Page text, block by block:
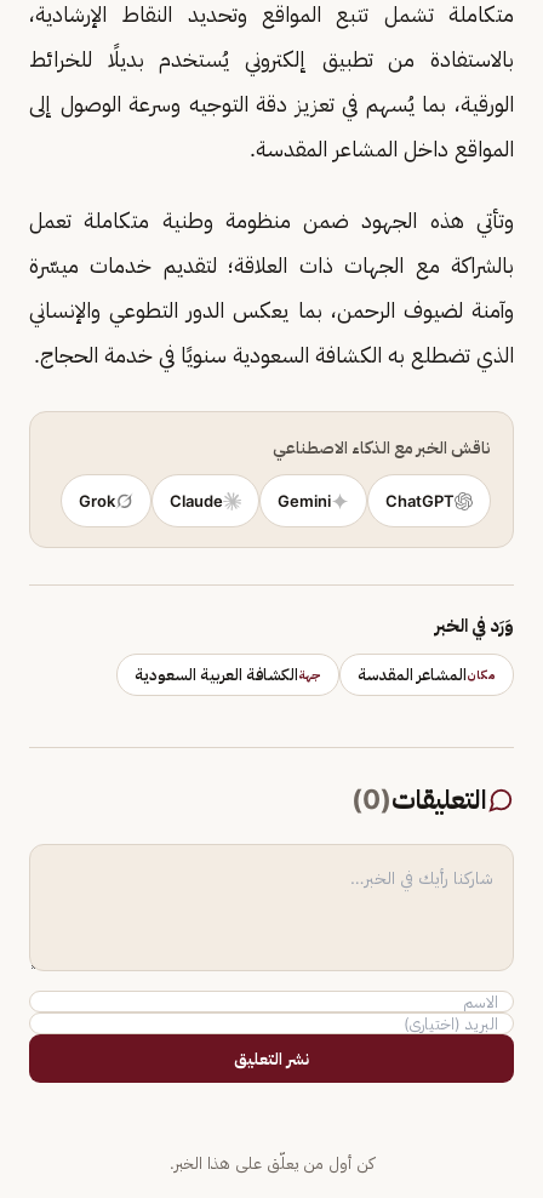
متكاملة تشمل تتبع المواقع وتحديد النقاط الإرشادية،
بالاستفادة من تطبيق إلكتروني يُستخدم بديلًا للخرائط
الورقية، بما يُسهم في تعزيز دقة التوجيه وسرعة الوصول إلى
المواقع داخل المشاعر المقدسة.
وتأتي هذه الجهود ضمن منظومة وطنية متكاملة تعمل
بالشراكة مع الجهات ذات العلاقة؛ لتقديم خدمات ميسّرة
وآمنة لضيوف الرحمن، بما يعكس الدور التطوعي والإنساني
الذي تضطلع به الكشافة السعودية سنويًا في خدمة الحجاج.
ناقش الخبر مع الذكاء الاصطناعي
ChatGPT
Gemini
Claude
Grok
وَرَد في الخبر
مكانالمشاعر المقدسة جهةالكشافة العربية السعودية
التعليقات(
0
)
نشر التعليق
كن أول من يعلّق على هذا الخبر.